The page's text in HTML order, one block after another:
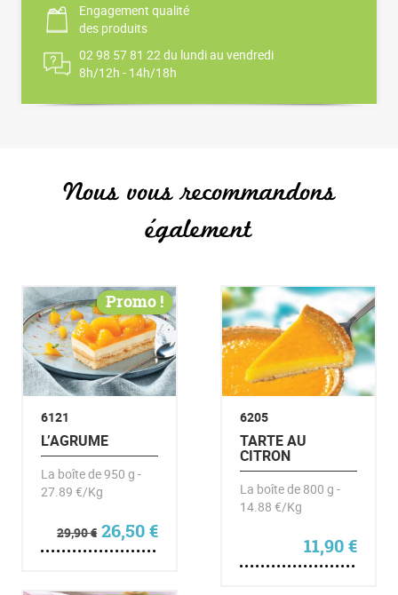
Engagement qualité
des produits
02 98 57 81 22 du lundi au vendredi
8h/12h - 14h/18h
Nous vous recommandons
également
Promo !
6121
L’AGRUME
La boîte de 950 g -
27.89 €/Kg
29,90€ Le prix initial était : 29,90 €.
26,50€Le prix actuel est : 26,50 €.
6205
TARTE AU
CITRON
La boîte de 800 g -
14.88 €/Kg
11,90€